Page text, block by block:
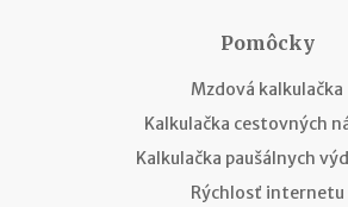
Pomôcky
Mzdová kalkulačka
Kalkulačka cestovných
Kalkulačka paušálnych
Rýchlosť internetu